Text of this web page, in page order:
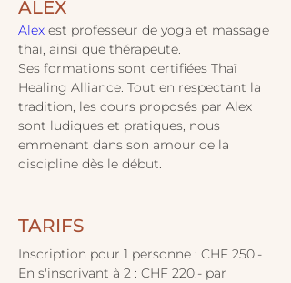
ALEX
Alex est professeur de yoga et massage
thaï, ainsi que thérapeute.
Ses formations sont certifiées Thaï
Healing Alliance. Tout en respectant la
tradition, les cours proposés par Alex
sont ludiques et pratiques, nous
emmenant dans son amour de la
discipline dès le début.
TARIFS
Inscription pour 1 personne : CHF 250.-
En s'inscrivant à 2 : CHF 220.- par